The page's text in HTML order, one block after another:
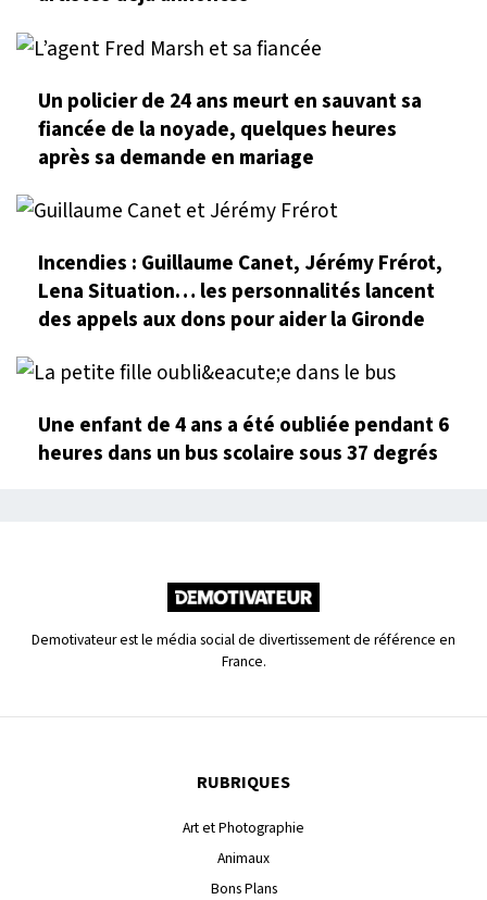
Un policier de 24 ans meurt en sauvant sa
fiancée de la noyade, quelques heures
après sa demande en mariage
Incendies : Guillaume Canet, Jérémy Frérot,
Lena Situation… les personnalités lancent
des appels aux dons pour aider la Gironde
Une enfant de 4 ans a été oubliée pendant 6
heures dans un bus scolaire sous 37 degrés
Demotivateur est le média social de divertissement de référence en
France.
RUBRIQUES
Art et Photographie
Animaux
Bons Plans